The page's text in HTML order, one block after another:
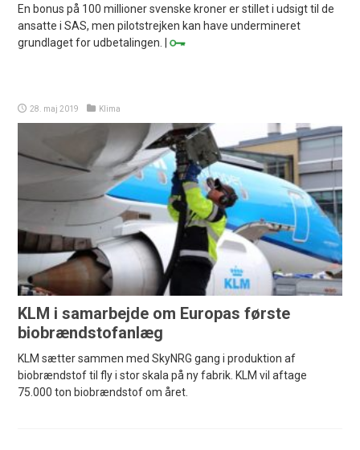
En bonus på 100 millioner svenske kroner er stillet i udsigt til de
ansatte i SAS, men pilotstrejken kan have undermineret
grundlaget for udbetalingen. |
28. maj 2019 Klima
KLM i samarbejde om Europas første
biobrændstofanlæg
KLM sætter sammen med SkyNRG gang i produktion af
biobrændstof til fly i stor skala på ny fabrik. KLM vil aftage
75.000 ton biobrændstof om året.